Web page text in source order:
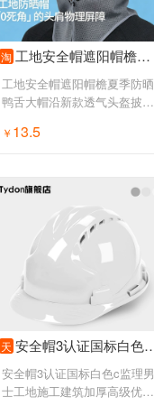
淘 工地安全帽遮阳帽檐夏季防晒鸭舌大帽沿新款透气头盔披肩太阳帽子
工地安全帽遮阳帽檐夏季防晒
鸭舌大帽沿新款透气头盔披肩
￥ 13.5
天 安全帽3认证国标白色c监理男士工地施工建筑加厚高级优质头盔定制
安全帽3认证国标白色c监理男
士工地施工建筑加厚高级优质